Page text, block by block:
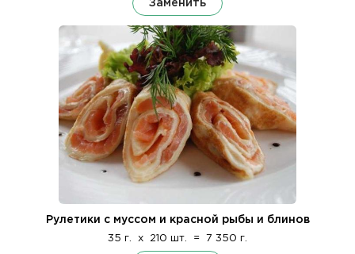
Заменить
Рулетики с муссом и красной рыбы и блинов
35 г. x 210 шт. = 7 350 г.